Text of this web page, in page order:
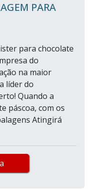
PARA
para chocolate
do
na maior
líder do
Quando a
páscoa, com os
Atingirá